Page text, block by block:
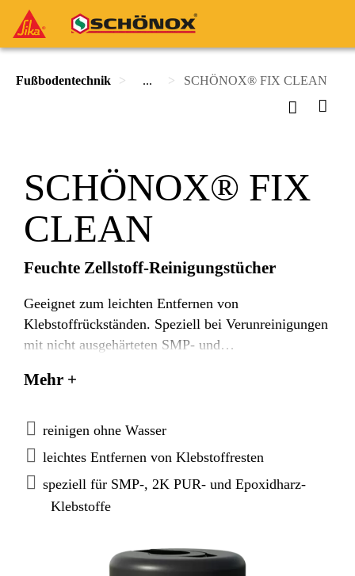
Fußbodentechnik ... SCHÖNOX® FIX CLEAN
SCHÖNOX® FIX
CLEAN
Feuchte Zellstoff-Reinigungstücher
Geeignet zum leichten Entfernen von
Klebstoffrückständen. Speziell bei Verunreinigungen
mit nicht ausgehärteten SMP- und
Epoxidharz-Klebstoffen.
Mehr +
reinigen ohne Wasser
leichtes Entfernen von Klebstoffresten
speziell für SMP-, 2K PUR- und Epoxidharz-
Klebstoffe